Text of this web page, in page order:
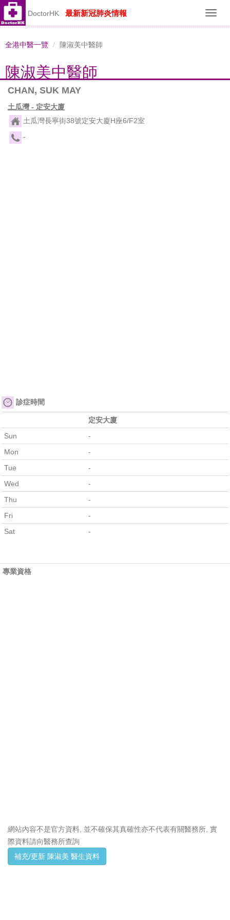
DoctorHK 最新新冠肺炎情報
全港中醫一覽 陳淑美中醫師
陳淑美中醫師
CHAN, SUK MAY
土瓜灣 - 定安大廈
土瓜灣長寧街38號定安大廈H座6/F2室
-
診症時間
定安大廈
Sun
-
Mon
-
Tue
-
Wed
-
Thu
-
Fri
-
Sat
-
專業資格
網站內容不是官方資料, 並不確保其真確性亦不代表有關醫務所, 實
際資料請向醫務所查詢
補充/更新 陳淑美 醫生資料